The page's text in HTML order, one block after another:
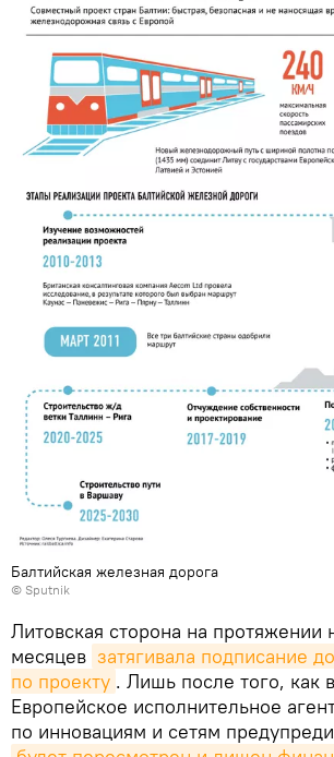
Балтийская железная дорога
© Sputnik
Литовская сторона на протяжении
месяцев затягивала подписание
по проекту . Лишь после того, как
Европейское исполнительное
по инновациям и сетям